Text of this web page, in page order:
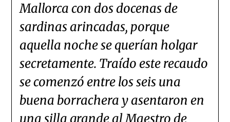
Mallorca con dos docenas de
sardinas arincadas, porque
aquella noche se querían holgar
secretamente. Traído este recaudo
se comenzó entre los seis una
buena borrachera y asentaron en
una silla grande al Maestro de